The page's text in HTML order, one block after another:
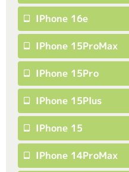
IPhone 16e
IPhone 15ProMax
IPhone 15Pro
IPhone 15Plus
IPhone 15
IPhone 14ProMax